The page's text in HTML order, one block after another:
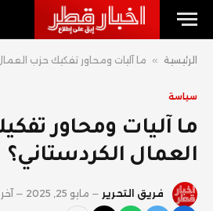
الرئيسية » ما آليات ومحاور تفكيك حزب
سياسة
ما آليات ومحاور
العمال الكردستاني؟
فريق التحرير مايو 25, 2025